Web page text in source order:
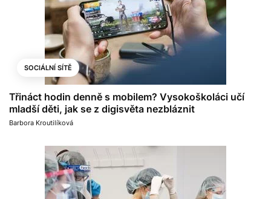
SOCIÁLNÍ SÍTĚ
Třináct hodin denně s mobilem? Vysokoškoláci učí
mladší děti, jak se z digisvěta nezbláznit
Barbora Kroutilíková